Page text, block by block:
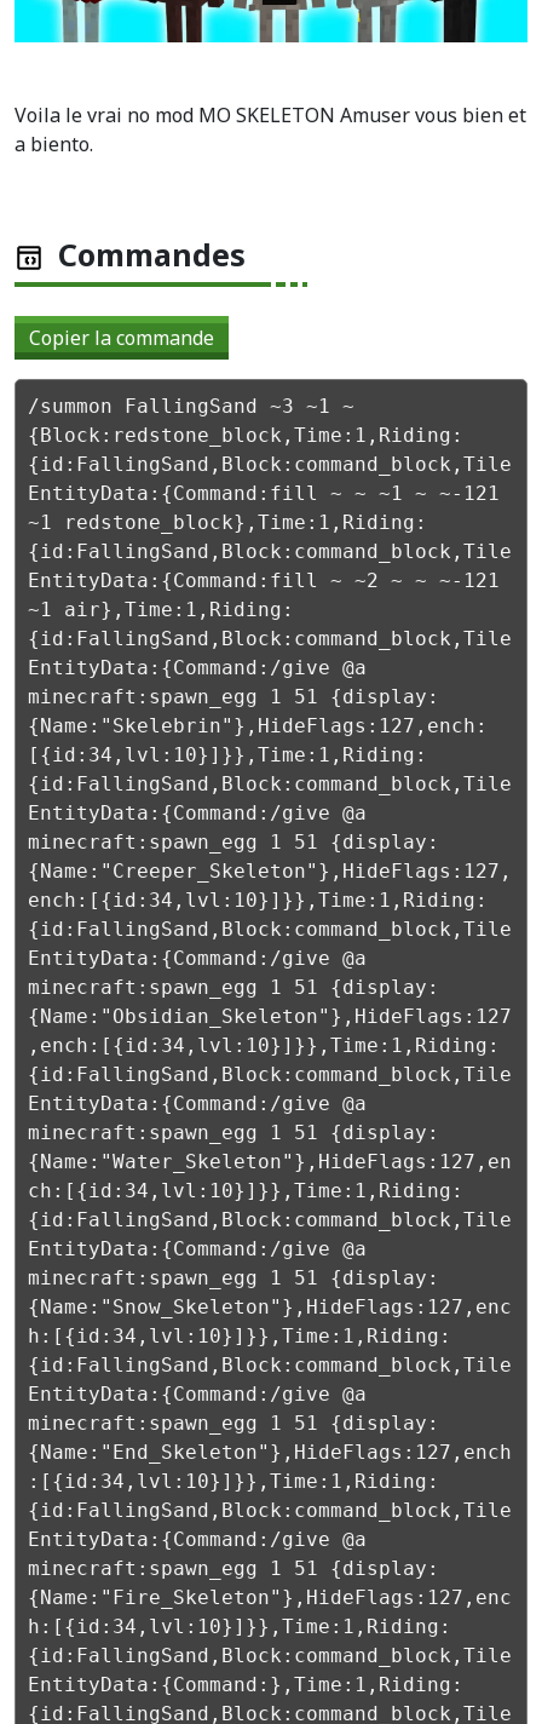
Voila le vrai no mod MO SKELETON Amuser vous bien et
a biento.
Commandes
Copier la commande